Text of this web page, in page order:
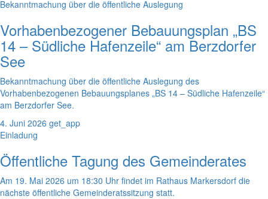
Bekanntmachung über die öffentliche Auslegung
Vorhabenbezogener Bebauungsplan „BS
14 – Südliche Hafenzeile“ am Berzdorfer
See
Bekanntmachung über die öffentliche Auslegung des
Vorhabenbezogenen Bebauungsplanes „BS 14 – Südliche Hafenzeile“
am Berzdorfer See.
4. Juni 2026 get_app
Einladung
Öffentliche Tagung des Gemeinderates
Am 19. Mai 2026 um 18:30 Uhr findet im Rathaus Markersdorf die
nächste öffentliche Gemeinderatssitzung statt.